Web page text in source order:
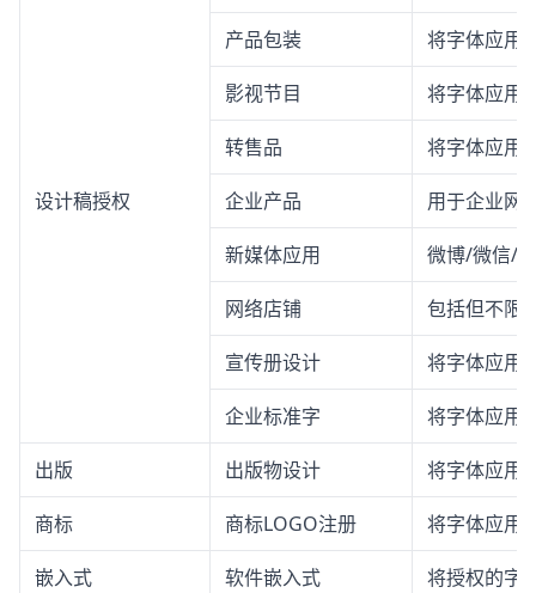
设计稿授权
产品包装 将字体应用
影视节目 将字体应用
转售品 将字体应用
企业产品 用于企业网
新媒体应用 微博/微信/
网络店铺 包括但不限
宣传册设计 将字体应用
企业标准字 将字体应用
出版 出版物设计 将字体应用
商标 商标LOGO注册 将字体应用
嵌入式 软件嵌入式
将授权的字